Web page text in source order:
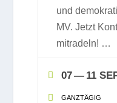
und
MV. Jetzt
mit­ra­deln! …
07 — 11
GANZ­TÄ­GIG